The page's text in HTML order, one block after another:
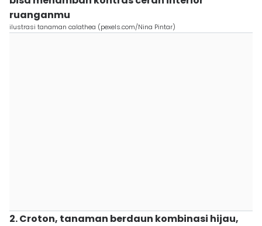
ruanganmu
ilustrasi tanaman calathea (pexels.com/Nina Pintar)
2. Croton, tanaman berdaun kombinasi hijau,